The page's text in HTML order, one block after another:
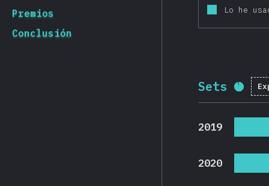
Premios
Conclusión
Lo he
Sets
2019
2020